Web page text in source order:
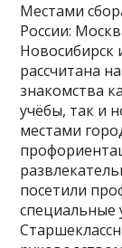
Местами
России:
Новосибирск
рассчитана
знакомства
учёбы, так и
местами
посетили
специальные